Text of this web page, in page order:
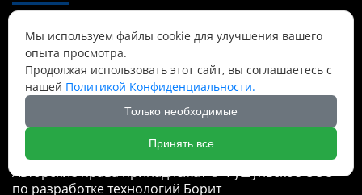

55-1 Qianjin Road, район Синьфу, Фушунь,
Ляонин
 Cnbrtsummer@gmail.com
+8613841389007
Авторские права принадлежат © Фушуньское ООО
по разработке технологий Борит
Мы используем файлы cookie для улучшения вашего
опыта просмотра.
Продолжая использовать этот сайт, вы соглашаетесь с
нашей Политикой Конфиденциальности.
Только необходимые
Принять все